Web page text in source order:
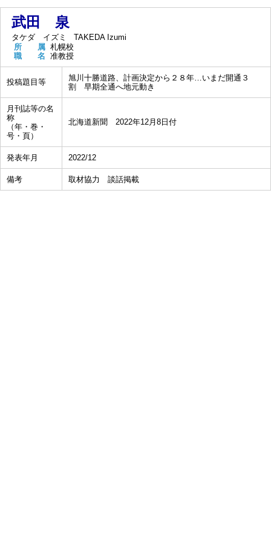
武田 泉
タケダ イズミ
TAKEDA Izumi
所 属 札幌校
職 名 准教授
投稿題目等
旭川十勝道路、計画決定から２８年…いまだ開通３
割 早期全通へ地元動き
月刊誌等の名
称
（年・巻・
号・頁）
北海道新聞 2022年12月8日付
発表年月 2022/12
備考 取材協力 談話掲載